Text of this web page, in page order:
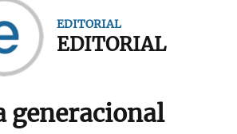
EDITORIAL
EDITORIAL
generacional